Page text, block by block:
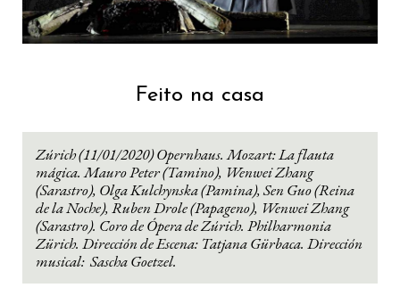
Feito na casa
Zúrich (11/01/2020) Opernhaus. Mozart: La flauta
mágica. Mauro Peter (Tamino), Wenwei Zhang
(Sarastro), Olga Kulchynska (Pamina), Sen Guo (Reina
de la Noche), Ruben Drole (Papageno), Wenwei Zhang
(Sarastro). Coro de Ópera de Zúrich. Philharmonia
Zürich. Dirección de Escena: Tatjana Gürbaca. Dirección
musical: Sascha Goetzel.